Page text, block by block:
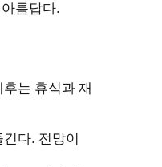
름답다.
는 휴식과 재
다. 전망이